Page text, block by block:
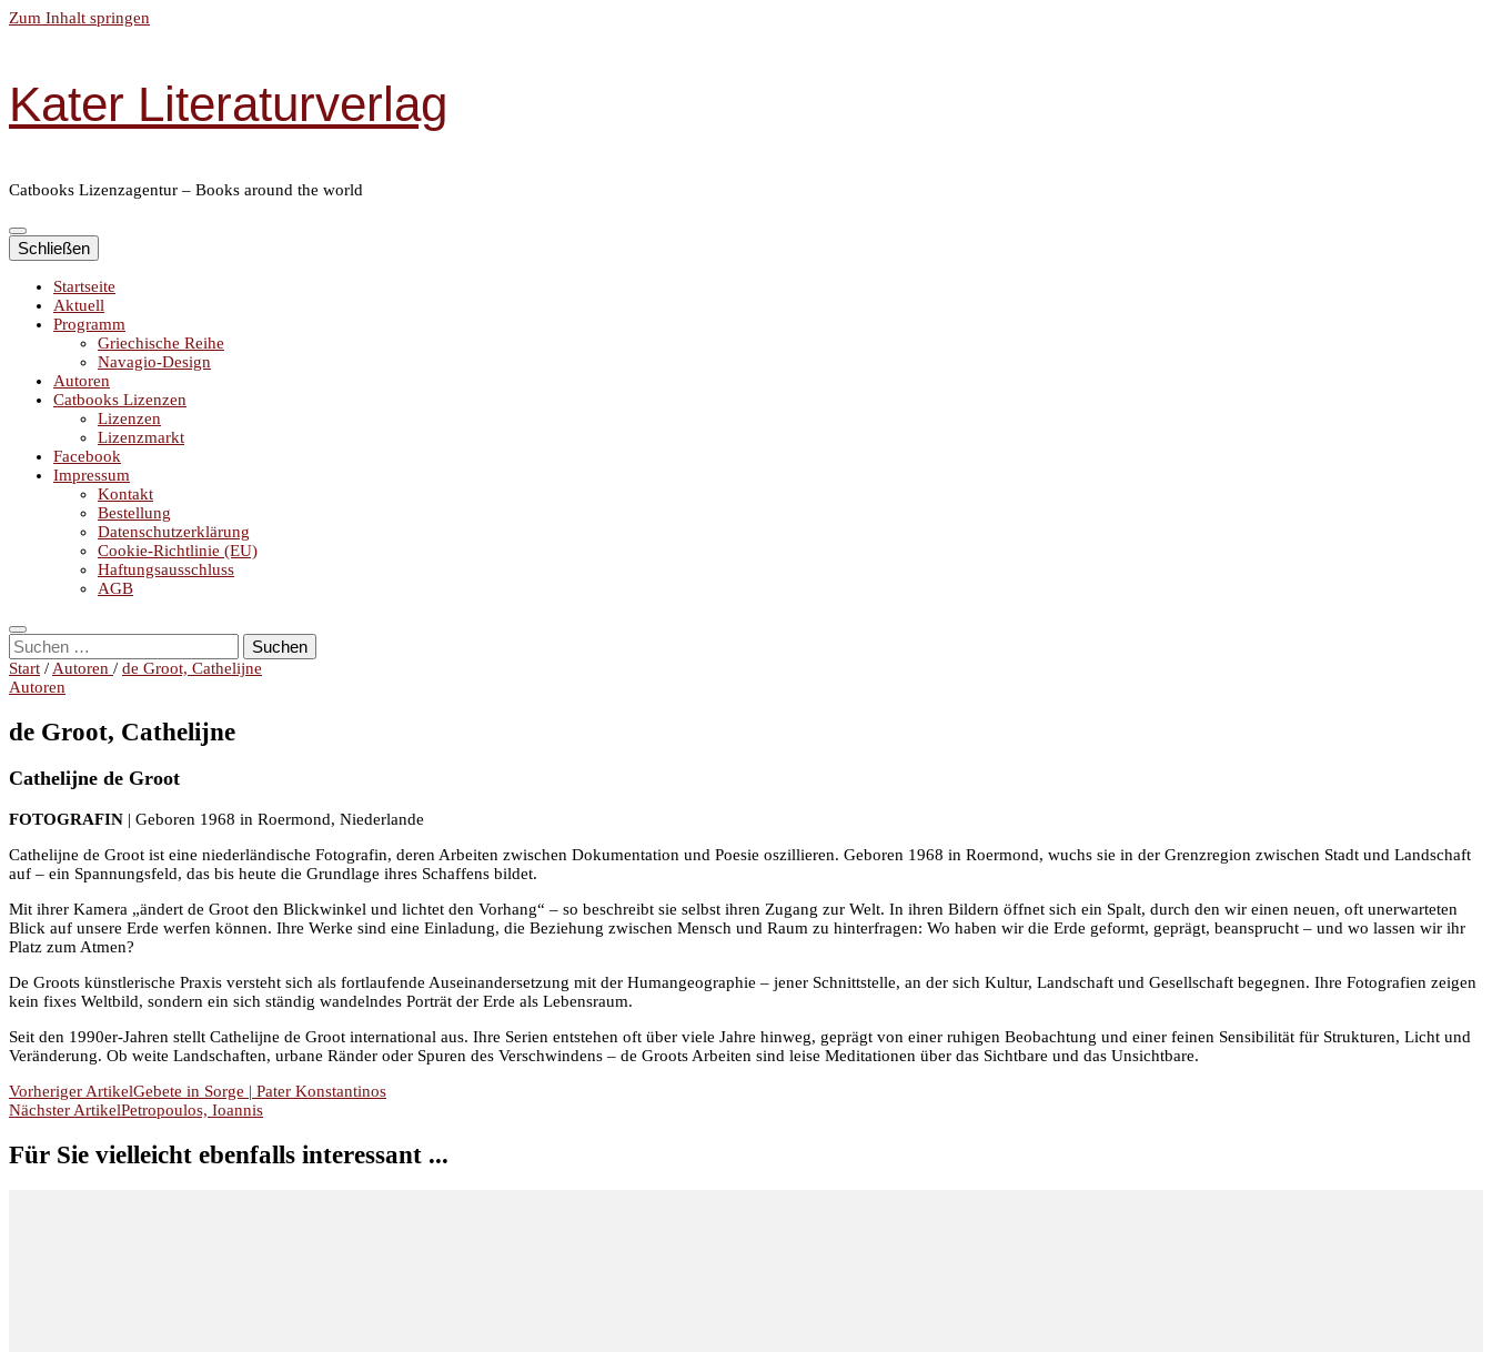
Zum Inhalt springen
Kater Literaturverlag
Catbooks Lizenzagentur – Books around the world
Schließen
Startseite
Aktuell
Programm
Griechische Reihe
Navagio-Design
Autoren
Catbooks Lizenzen
Lizenzen
Lizenzmarkt
Facebook
Impressum
Kontakt
Bestellung
Datenschutzerklärung
Cookie-Richtlinie (EU)
Haftungsausschluss
AGB
Suchen
nach:
Start / Autoren / de Groot, Cathelijne
Autoren
de Groot, Cathelijne
Cathelijne de Groot
FOTOGRAFIN | Geboren 1968 in Roermond, Niederlande
Cathelijne de Groot ist eine niederländische Fotografin, deren Arbeiten zwischen Dokumentation und Poesie oszillieren. Geboren 1968 in Roermond, wuchs sie in der Grenzregion zwischen Stadt und Landschaft
auf – ein Spannungsfeld, das bis heute die Grundlage ihres Schaffens bildet.
Mit ihrer Kamera „ändert de Groot den Blickwinkel und lichtet den Vorhang“ – so beschreibt sie selbst ihren Zugang zur Welt. In ihren Bildern öffnet sich ein Spalt, durch den wir einen neuen, oft unerwarteten
Blick auf unsere Erde werfen können. Ihre Werke sind eine Einladung, die Beziehung zwischen Mensch und Raum zu hinterfragen: Wo haben wir die Erde geformt, geprägt, beansprucht – und wo lassen wir ihr
Platz zum Atmen?
De Groots künstlerische Praxis versteht sich als fortlaufende Auseinandersetzung mit der Humangeographie – jener Schnittstelle, an der sich Kultur, Landschaft und Gesellschaft begegnen. Ihre Fotografien zeigen
kein fixes Weltbild, sondern ein sich ständig wandelndes Porträt der Erde als Lebensraum.
Seit den 1990er-Jahren stellt Cathelijne de Groot international aus. Ihre Serien entstehen oft über viele Jahre hinweg, geprägt von einer ruhigen Beobachtung und einer feinen Sensibilität für Strukturen, Licht und
Veränderung. Ob weite Landschaften, urbane Ränder oder Spuren des Verschwindens – de Groots Arbeiten sind leise Meditationen über das Sichtbare und das Unsichtbare.
Beitragsnavigation
Vorheriger ArtikelGebete in Sorge | Pater Konstantinos
Nächster ArtikelPetropoulos, Ioannis
Für Sie vielleicht ebenfalls interessant ...